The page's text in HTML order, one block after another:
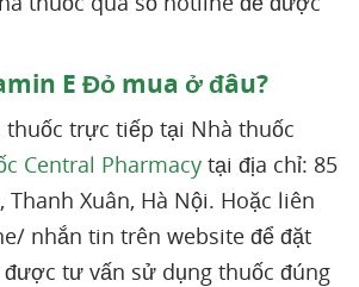
E Đỏ mua ở đâu?
thuốc trực tiếp tại Nhà thuốc
Central Pharmacy tại địa chỉ: 85
Thanh Xuân, Hà Nội. Hoặc liên
nhắn tin trên website để đặt
tư vấn sử dụng thuốc đúng